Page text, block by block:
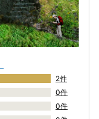
2件
0件
0件